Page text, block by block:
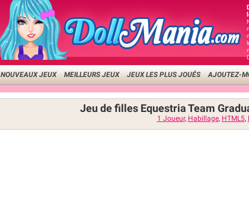
NOUVEAUX JEUX MEILLEURS JEUX JEUX LES PLUS JOUÉS AJOUTEZ-
Jeu de filles Equestria Team
1 Joueur, Habillage, HTML5,